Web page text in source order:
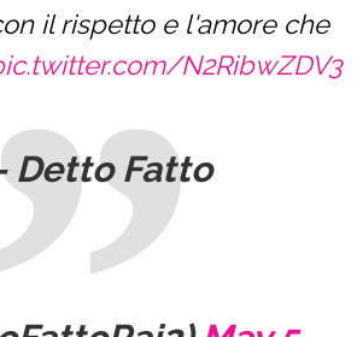
il rispetto e l'amore che
N2RibwZDV3
Detto Fatto